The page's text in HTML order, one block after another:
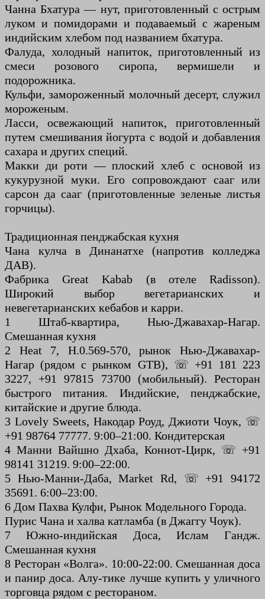
Чанна Бхатура — нут, приготовленный с острым
луком и помидорами и подаваемый с жареным
индийским хлебом под названием бхатура.
Фалуда, холодный напиток, приготовленный из
смеси розового сиропа, вермишели и
подорожника.
Кульфи, замороженный молочный десерт, служил
мороженым.
Ласси, освежающий напиток, приготовленный
путем смешивания йогурта с водой и добавления
сахара и других специй.
Макки ди роти — плоский хлеб с основой из
кукурузной муки. Его сопровождают сааг или
сарсон да сааг (приготовленные зеленые листья
горчицы).
Традиционная пенджабская кухня
Чана кулча в Динанатхе (напротив колледжа
ДАВ).
Фабрика Great Kabab (в отеле Radisson).
Широкий выбор вегетарианских и
невегетарианских кебабов и карри.
1 Штаб-квартира, Нью-Джавахар-Нагар.
Смешанная кухня
2 Heat 7, H.0.569-570, рынок Нью-Джавахар-
Нагар (рядом с рынком GTB), ☏ +91 181 223
3227, +91 97815 73700 (мобильный). Ресторан
быстрого питания. Индийские, пенджабские,
китайские и другие блюда.
3 Lovely Sweets, Накодар Роуд, Джиоти Чоук, ☏
+91 98764 77777. 9:00–21:00. Кондитерская
4 Манни Вайшно Дхаба, Коннот-Цирк, ☏ +91
98141 31219. 9:00–22:00.
5 Нью-Манни-Даба, Market Rd, ☏ +91 94172
35691. 6:00–23:00.
6 Дом Пахва Кулфи, Рынок Модельного Города.
Пурис Чана и халва катламба (в Джаггу Чоук).
7 Южно-индийская Доса, Ислам Гандж.
Смешанная кухня
8 Ресторан «Волга». 10:00-22:00. Смешанная доса
и панир доса. Алу-тике лучше купить у уличного
торговца рядом с рестораном.